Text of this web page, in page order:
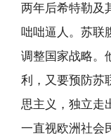
两年后希特勒及
咄咄逼人。苏联
调整国家战略。
利，又要预防苏
思主义，独立走
一直视欧洲社会